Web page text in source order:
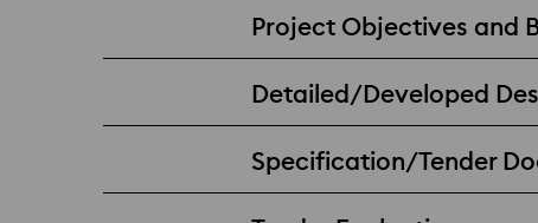
Project Objectives and
Detailed/Developed
Specification/Tender